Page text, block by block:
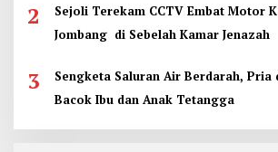
2
Sejoli Terekam CCTV Embat Motor
Jombang di Sebelah Kamar Jenazah
3
Sengketa Saluran Air Berdarah, Pria
Bacok Ibu dan Anak Tetangga